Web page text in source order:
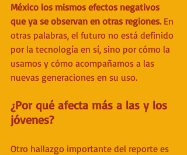
México los mismos efectos negativos
que ya se observan en otras regiones. En
otras palabras, el futuro no está definido
por la tecnología en sí, sino por cómo la
usamos y cómo acompañamos a las
nuevas generaciones en su uso.
¿Por qué afecta más a las y los
jóvenes?
Otro hallazgo importante del reporte es